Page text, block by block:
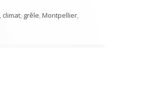
, climat, grêle,Montpellier,